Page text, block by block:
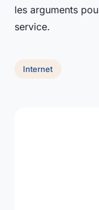
les arguments
service.
Internet